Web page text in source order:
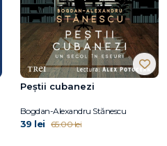
Peștii cubanezi
Bogdan-Alexandru Stănescu
39 lei 65.00 lei